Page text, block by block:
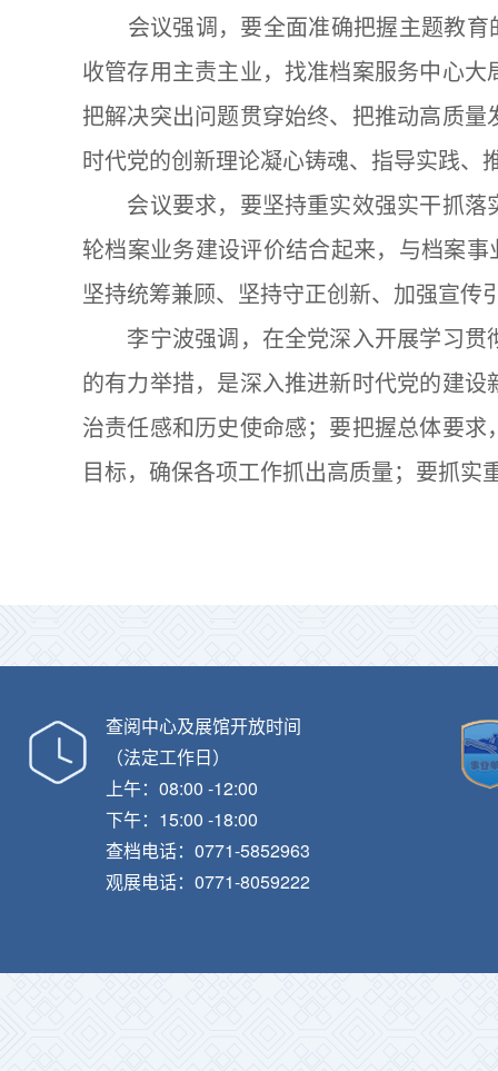
会议强调，要全面准确把握主题教育
收管存用主责主业，找准档案服务中心
把解决突出问题贯穿始终、把推动高质
时代党的创新理论凝心铸魂、指导实践、
会议要求，要坚持重实效强实干抓落
轮档案业务建设评价结合起来，与档案
坚持统筹兼顾、坚持守正创新、加强宣
李宁波强调，在全党深入开展学习贯
的有力举措，是深入推进新时代党的建
治责任感和历史使命感；要把握总体要
目标，确保各项工作抓出高质量；要抓
查阅中心及展馆开放时间
（法定工作日）
上午：08:00 -12:00
下午：15:00 -18:00
查档电话：0771-5852963
观展电话：0771-8059222